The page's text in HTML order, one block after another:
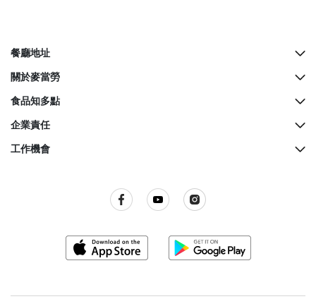
餐廳地址
所有餐廳地址
McCafé櫃檯地址
關於麥當勞
歷史
餐廳設計
麥當勞親子會
食品知多點
營養資料
麥當勞奇趣百科
企業責任
綠色營運
工作機會